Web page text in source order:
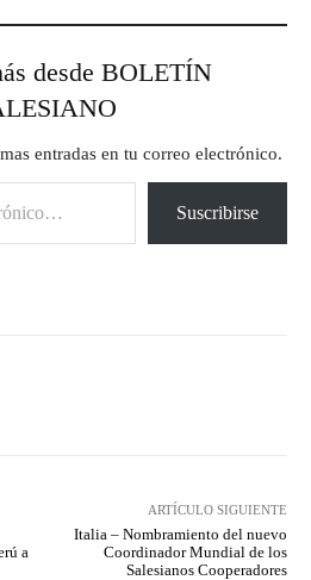
desde BOLETÍN
entradas en tu correo electrónico.
Suscribirse
a
ARTÍCULO SIGUIENTE
Italia – Nombramiento del nuevo
Coordinador Mundial de los
Salesianos Cooperadores